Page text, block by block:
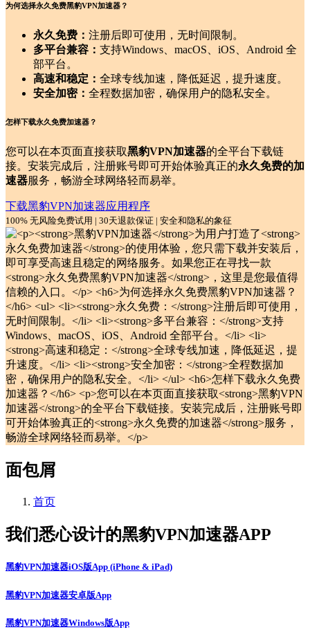
为何选择永久免费黑豹VPN加速器？
永久免费： 注册后即可使用，无时间限制。
多平台兼容： 支持Windows、macOS、iOS、Android 全
部平台。
高速和稳定： 全球专线加速，降低延迟，提升速度。
安全加密： 全程数据加密，确保用户的隐私安全。
怎样下载永久免费加速器？
您可以在本页面直接获取黑豹VPN加速器的全平台下载链
接。安装完成后，注册账号即可开始体验真正的永久免费的加
速器服务，畅游全球网络轻而易举。
下载黑豹VPN加速器应用程序
100% 无风险免费试用 | 30天退款保证 | 安全和隐私的象征
面包屑
首页
我们悉心设计的黑豹VPN加速器APP
黑豹VPN加速器iOS版App (iPhone & iPad)
黑豹VPN加速器安卓版App
黑豹VPN加速器Windows版App